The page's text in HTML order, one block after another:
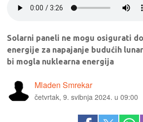
Solarni paneli ne mogu osigurati
energije za napajanje budućih
bi mogla nuklearna energija
Mladen Smrekar
četvrtak, 9. svibnja 2024. u 09:00